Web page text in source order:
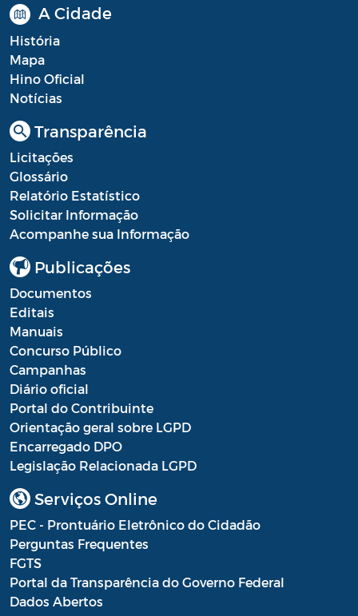
PORTARIA SEELA
Processo Seletivo Secretaria de Educação
Programa Araruama Universitário
Pronunciamento do Dirigente
Recursos Transferidos ao Município para
o enfrentamento à COVID-19
PORTARIA SETUR
Relação dos Fiscais de Contrato
Resolução Sobre o Coronavírus COVID-19
A Cidade
História
Mapa
Hino Oficial
Notícias
Transparência
Licitações
Glossário
Relatório Estatístico
Solicitar Informação
Acompanhe sua Informação
Publicações
Documentos
Editais
Manuais
Concurso Público
Campanhas
Diário oficial
Portal do Contribuinte
Orientação geral sobre LGPD
Encarregado DPO
Legislação Relacionada LGPD
Serviços Online
PEC - Prontuário Eletrônico do Cidadão
Perguntas Frequentes
FGTS
Portal da Transparência do Governo Federal
Dados Abertos